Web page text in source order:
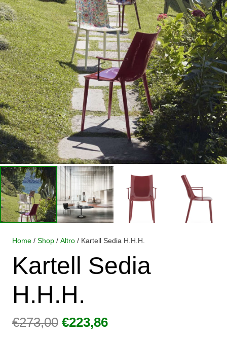
Home / Shop / Altro / Kartell Sedia H.H.H.
Kartell Sedia
H.H.H.
€273,00 Il
€223,86Il